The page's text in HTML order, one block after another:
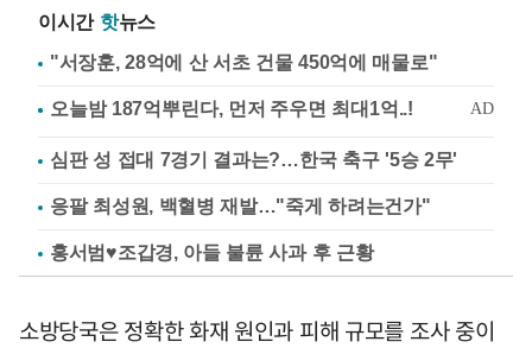
이시간 핫뉴스
"서장훈, 28억에 산 서초 건물 450억에 매물로"
심판 성 접대 7경기 결과는?…한국 축구 '5승 2무'
응팔 최성원, 백혈병 재발…"죽게 하려는건가"
홍서범♥조갑경, 아들 불륜 사과 후 근황
소방당국은 정확한 화재 원인과 피해 규모를 조사 중이